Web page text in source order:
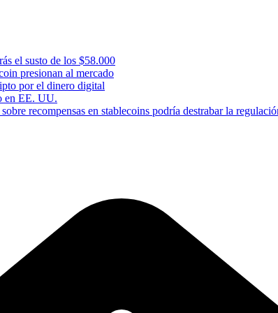
el susto de los $58.000
presionan al mercado
por el dinero digital
en EE. UU.
recompensas en stablecoins podría destrabar la